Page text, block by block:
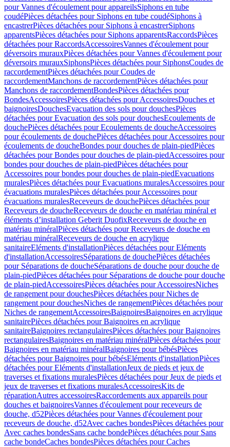
pour Vannes d'écoulement pour appareilsSiphons en tube
coudéPièces détachées pour Siphons en tube coudéSiphons à
encastrerPièces détachées pour Siphons à encastrerSiphons
apparentsPièces détachées pour Siphons apparentsRaccordsPièces
détachées pour RaccordsAccessoiresVannes d'écoulement pour
déversoirs murauxPièces détachées pour Vannes d'écoulement pour
déversoirs murauxSiphonsPièces détachées pour SiphonsCoudes de
raccordementPièces détachées pour Coudes de
raccordementManchons de raccordementPièces détachées pour
Manchons de raccordementBondesPièces détachées pour
BondesAccessoiresPièces détachées pour AccessoiresDouches et
baignoiresDouchesEvacuation des sols pour douchesPièces
détachées pour Evacuation des sols pour douchesEcoulements de
douchePièces détachées pour Ecoulements de doucheAccessoires
pour écoulements de douchePièces détachées pour Accessoires pour
écoulements de doucheBondes pour douches de plain-piedPièces
détachées pour Bondes pour douches de plain-piedAccessoires pour
bondes pour douches de plain-piedPièces détachées pour
Accessoires pour bondes pour douches de plain-piedEvacuations
muralesPièces détachées pour Evacuations muralesAccessoires pour
évacuations muralesPièces détachées pour Accessoires pour
évacuations muralesReceveurs de douchePièces détachées pour
Receveurs de doucheReceveurs de douche en matériau minéral et
éléments d’installation Geberit DuofixReceveurs de douche en
matériau minéralPièces détachées pour Receveurs de douche en
matériau minéralReceveurs de douche en acrylique
sanitaireEléments d'installationPièces détachées pour Eléments
d'installationAccessoiresSéparations de douchePièces détachées
pour Séparations de doucheSéparations de douche pour douche de
plain-piedPièces détachées pour Séparations de douche pour douche
de plain-piedAccessoiresPièces détachées pour AccessoiresNiches
de rangement pour douchesPièces détachées pour Niches de
rangement pour douchesNiches de rangementPièces détachées pour
Niches de rangementAccessoiresBaignoiresBaignoires en acrylique
sanitairePièces détachées pour Baignoires en acrylique
sanitaireBaignoires rectangulairesPièces détachées pour Baignoires
rectangulairesBaignoires en matériau minéralPièces détachées pour
Baignoires en matériau minéralBaignoires pour bébésPièces
détachées pour Baignoires pour bébésEléments d'installationPièces
détachées pour Eléments d'installationJeux de pieds et jeux de
traverses et fixations muralesPièces détachées pour Jeux de pieds et
jeux de traverses et fixations muralesAccessoiresKits de
réparationAutres accessoiresRaccordements aux appareils pour
douches et baignoiresVannes d'écoulement pour receveurs de
douche, d52Pièces détachées pour Vannes d'écoulement pour
receveurs de douche, d52Avec caches bondesPièces détachées pour
Avec caches bondesSans cache bondePièces détachées pour Sans
cache bondeCaches bondesPièces détachées pour Caches